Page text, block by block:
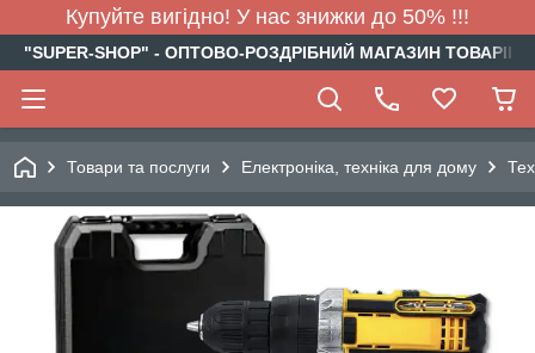
Купуйте вигідно! У нас знижки до 50% !!!
"SUPER-SHOP" - ОПТОВО-РОЗДРІБНИЙ МАГАЗИН
Товари та послуги Електроніка, техніка для дому